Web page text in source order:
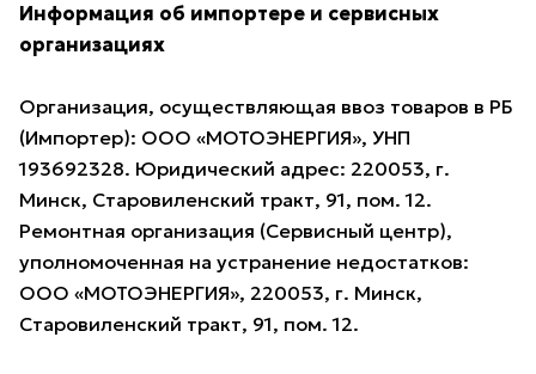
Информация об импортере и сервисных
организациях
Организация, осуществляющая ввоз товаров в РБ
(Импортер): ООО «МОТОЭНЕРГИЯ», УНП
193692328. Юридический адрес: 220053, г.
Минск, Старовиленский тракт, 91, пом. 12.
Ремонтная организация (Сервисный центр),
уполномоченная на устранение недостатков:
ООО «МОТОЭНЕРГИЯ», 220053, г. Минск,
Старовиленский тракт, 91, пом. 12.